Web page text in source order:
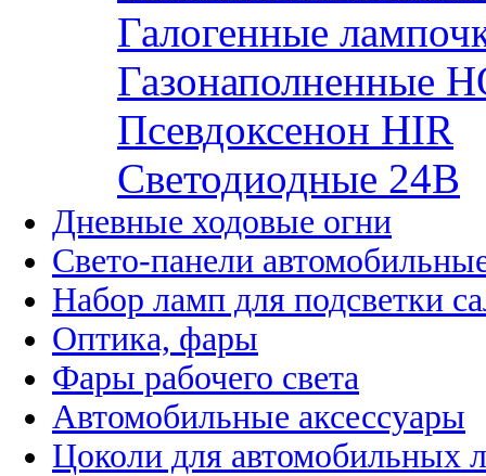
Галогенные
Газонаполненные
Псевдоксенон HIR
Cветодиодные 24B
Дневные ходовые огни
Свето-панели
Набор ламп для подсветки
Оптика, фары
Фары рабочего света
Автомобильные аксессуары
Цоколи для автомобильных